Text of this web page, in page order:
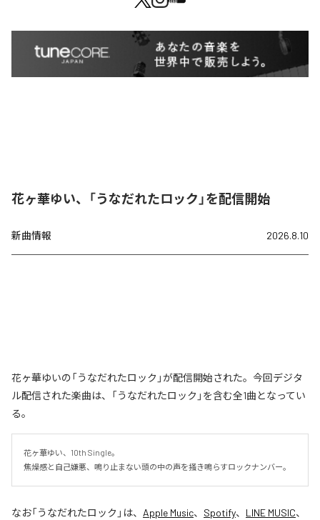
花ヶ華ゆい、「うなだれたロック」を配信開始
新曲情報 2026.8.10
花ヶ華ゆいの「うなだれたロック」が配信開始された。今回デジタ
ル配信された楽曲は、「うなだれたロック」を含む全1曲となってい
る。
花ヶ華ゆい、10th Single。
焦燥感と自己嫌悪、鳴り止まない頭の中の声を掻き鳴らすロックナンバー。
なお「うなだれたロック 」は、 Apple Music、 Spotify、 LINE MUSIC、